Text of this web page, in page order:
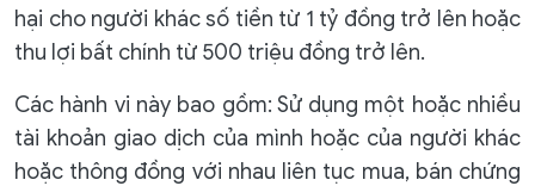
hại cho người khác số tiền từ 1 tỷ đồng trở lên hoặc
thu lợi bất chính từ 500 triệu đồng trở lên.
Các hành vi này bao gồm: Sử dụng một hoặc nhiều
tài khoản giao dịch của mình hoặc của người khác
hoặc thông đồng với nhau liên tục mua, bán chứng